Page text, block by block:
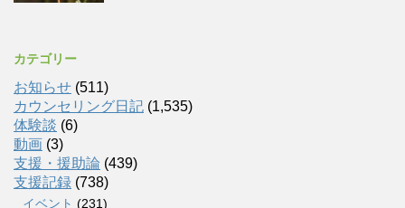
カテゴリー
お知らせ (511)
カウンセリング日記 (1,535)
体験談 (6)
動画 (3)
支援・援助論 (439)
支援記録 (738)
イベント (231)